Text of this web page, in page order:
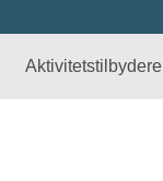
Aktivitetstilbydere